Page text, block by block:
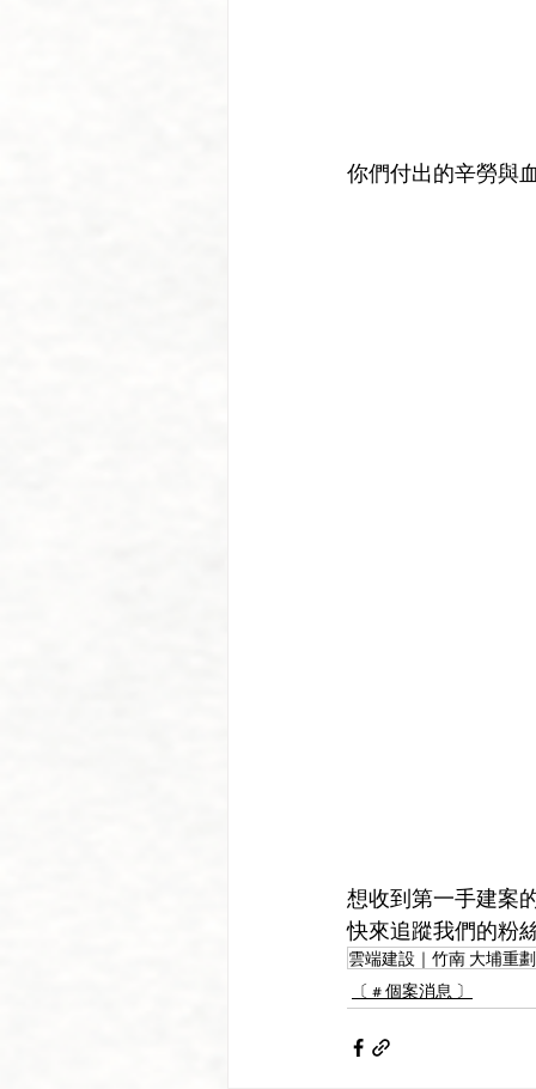
你們付出的辛勞與
想收到第一手建案
快來追蹤我們的粉
雲端建設｜竹南 大埔重
〔 # 個案消息 〕